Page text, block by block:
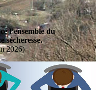
l’ensemble du
sécheresse.
2026)